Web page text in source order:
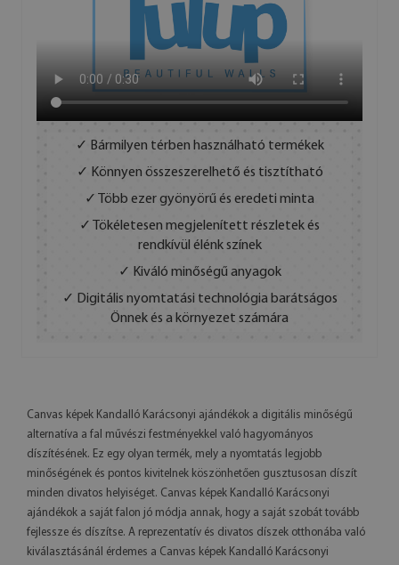
✓ Bármilyen térben használható termékek
✓ Könnyen összeszerelhető és tisztítható
✓ Több ezer gyönyörű és eredeti minta
✓ Tökéletesen megjelenített részletek és
rendkívül élénk színek
✓ Kiváló minőségű anyagok
✓ Digitális nyomtatási technológia barátságos
Önnek és a környezet számára
Canvas képek Kandalló Karácsonyi ajándékok a digitális minőségű
alternatíva a fal művészi festményekkel való hagyományos
díszítésének. Ez egy olyan termék, mely a nyomtatás legjobb
minőségének és pontos kivitelnek köszönhetően gusztusosan díszít
minden divatos helyiséget. Canvas képek Kandalló Karácsonyi
ajándékok a saját falon jó módja annak, hogy a saját szobát tovább
fejlessze és díszítse. A reprezentatív és divatos díszek otthonába való
kiválasztásánál érdemes a Canvas képek Kandalló Karácsonyi